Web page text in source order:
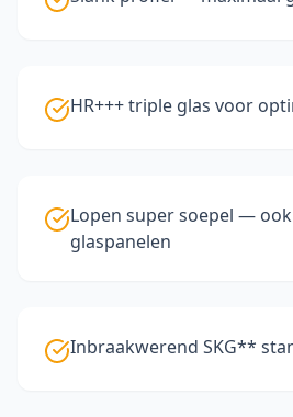
HR+++ triple glas voor
Lopen super soepel —
glaspanelen
Inbraakwerend SKG**